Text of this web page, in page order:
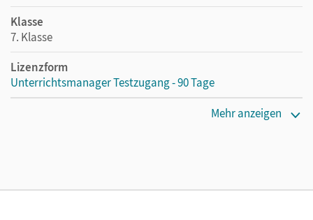
Klasse
7. Klasse
Lizenzform
Unterrichtsmanager Testzugang - 90 Tage
Unterrichtsmanager 90 Tage lang zu testen.
Mehr anzeigen